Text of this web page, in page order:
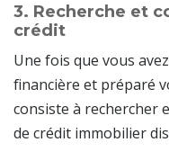
3. Recherche et
crédit
Une fois que vous
financière et préparé
consiste à rechercher
de crédit immobilier